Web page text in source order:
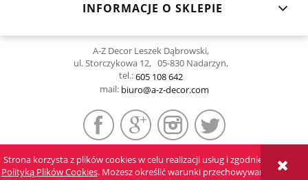
Strona korzysta z plików cookies w celu realizacji usług i zgodnie z
Polityką Plików Cookies. Możesz określić warunki przechowywania
INFORMACJE O SKLEPIE
A-Z Decor Leszek Dąbrowski,
ul. Storczykowa 12, 05-830 Nadarzyn,
tel.:605 108 642
mail: biuro@a-z-decor.com
POKAŻ PEŁNĄ WERSJĘ STRONY